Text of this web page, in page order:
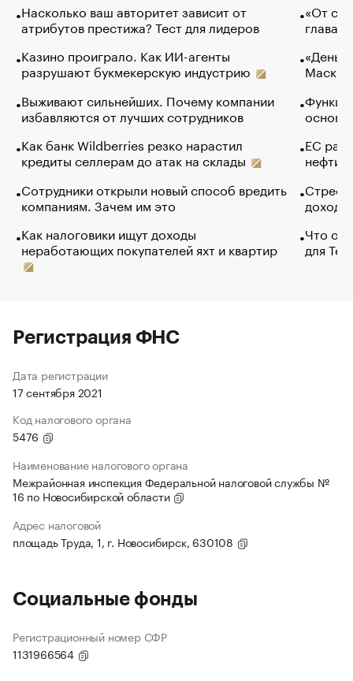
Насколько ваш авторитет зависит от
атрибутов престижа? Тест для лидеров
Казино проиграло. Как ИИ-агенты
разрушают букмекерскую индустрию
Выживают сильнейших. Почему компании
избавляются от лучших сотрудников
Как банк Wildberries резко нарастил
кредиты селлерам до атак на склады
Сотрудники открыли новый способ вредить
компаниям. Зачем им это
Как налоговики ищут доходы
неработающих покупателей яхт и квартир
«От
глава
Маск в
основ
ЕС
нефти
Что
для
Регистрация ФНС
Дата регистрации
17 сентября 2021
Код налогового органа
5476
Наименование налогового органа
Межрайонная инспекция Федеральной налоговой службы №
16 по Новосибирской области
Адрес налоговой
площадь Труда, 1, г. Новосибирск, 630108
Социальные фонды
Регистрационный номер СФР
1131966564